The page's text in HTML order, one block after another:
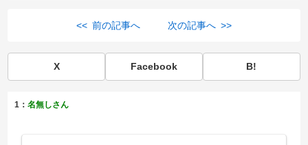
<< 前の記事へ 次の記事へ >>
X Facebook B!
1：名無しさん